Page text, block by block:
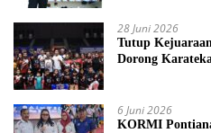
28 Juni 2026
Tutup
Dorong
6 Juni 2026
KORMI